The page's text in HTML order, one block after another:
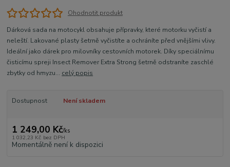
Ohodnotit produkt
Dárková sada na motocykl obsahuje přípravky, které motorku vyčistí a
neleští. Lakované plasty šetrně vyčistíte a ochráníte před vnějšími vlivy.
Ideální jako dárek pro milovníky cestovních motorek. Díky speciálnímu
čisticímu spreji Insect Remover Extra Strong šetrně odstraníte zaschlé
zbytky od hmyzu... celý popis
Dostupnost Není skladem
1 249,00 Kč/ks
1 032,23 Kč bez DPH
Momentálně není k dispozici